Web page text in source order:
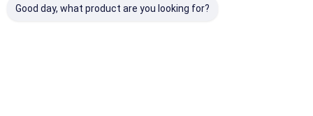
Good day, what product are you looking for?